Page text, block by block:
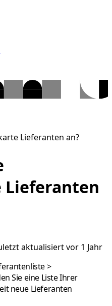
Lieferanten an?
aktualisiert vor 1 Jahr
>
Sie eine Liste Ihrer
neue Lieferanten